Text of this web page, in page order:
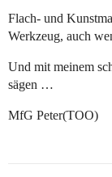
Flach- und
Werkzeug, auch
Und mit meinem
sägen …
MfG Peter(TOO)